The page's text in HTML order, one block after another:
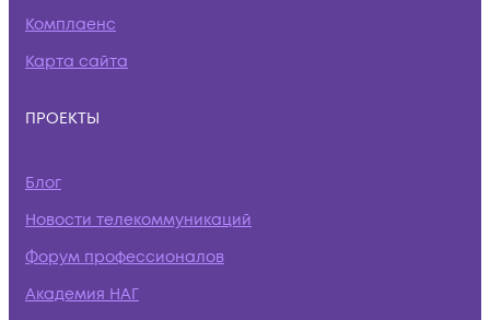
Комплаенс
Карта сайта
ПРОЕКТЫ
Блог
Новости телекоммуникаций
Форум профессионалов
Академия НАГ